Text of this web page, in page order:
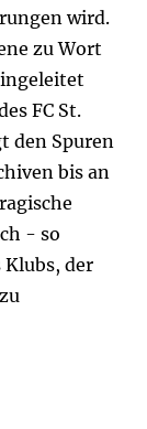
wird.
zu Wort
FC St.
den Spuren
bis an
- so
der